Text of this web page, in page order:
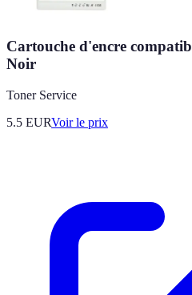
Cartouche d'encre
Noir
Toner Service
5.5 EURVoir le prix